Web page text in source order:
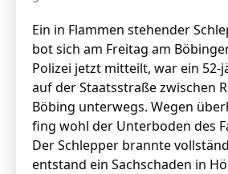
Ein in Flammen stehender
bot sich am Freitag am
Polizei jetzt mitteilt, war ein
auf der Staatsstraße zwischen
Böbing unterwegs. Wegen
fing wohl der Unterboden des
Der Schlepper brannte
entstand ein Sachschaden in